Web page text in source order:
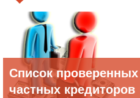
Список проверенных
частных кредиторов